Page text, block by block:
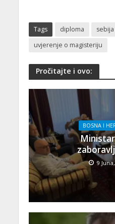
Tags diploma
uvjerenje o magisteriju
Pročitajte i ovo:
BOSNA I
9